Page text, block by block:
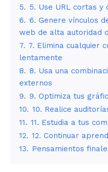
5. 5. Use URL cortas y
6. 6. Genere vínculos
web de alta autoridad
7. 7. Elimina cualquier
lentamente
8. 8. Usa una
externos
9. 9. Optimiza tus
10. 10. Realice
11. 11. Estudia a tus
12. 12. Continuar
13. Pensamientos